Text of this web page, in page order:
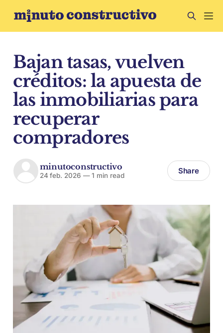
Bajan tasas, vuelven
créditos: la apuesta de
las inmobiliarias para
recuperar
compradores
minutoconstructivo
24 feb. 2026 —1 min read Share